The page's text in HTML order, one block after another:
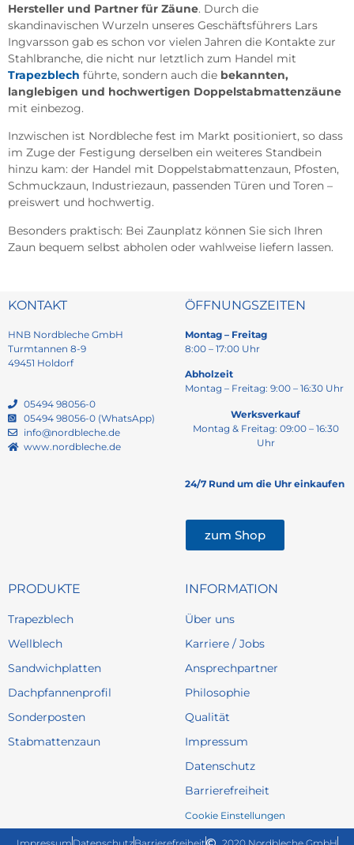
Hersteller und Partner für Zäune. Durch die
skandinavischen Wurzeln unseres Geschäftsführers Lars
Ingvarsson gab es schon vor vielen Jahren die Kontakte zur
Stahlbranche, die nicht nur letztlich zum Handel mit
Trapezblech führte, sondern auch die bekannten,
langlebigen und hochwertigen Doppelstabmattenzäune
mit einbezog.
Inzwischen ist Nordbleche fest im Markt positioniert, so dass
im Zuge der Festigung derselben ein weiteres Standbein
hinzu kam: der Handel mit Doppelstabmattenzaun, Pfosten,
Schmuckzaun, Industriezaun, passenden Türen und Toren –
preiswert und hochwertig.
Besonders praktisch: Bei Zaunplatz können Sie sich Ihren
Zaun bequem selbst abholen oder wahlweise liefern lassen.
KONTAKT
HNB Nordbleche GmbH
Turmtannen 8-9
49451 Holdorf
05494 98056-0
05494 98056-0 (WhatsApp)
info@nordbleche.de
www.nordbleche.de
ÖFFNUNGSZEITEN
Montag – Freitag
8:00 – 17:00 Uhr
Abholzeit
Montag – Freitag: 9:00 – 16:30 Uhr
Werksverkauf
Montag & Freitag: 09:00 – 16:30
Uhr
24/7 Rund um die Uhr einkaufen
zum Shop
PRODUKTE
Trapezblech
Wellblech
Sandwichplatten
Dachpfannenprofil
Sonderposten
Stabmattenzaun
INFORMATION
Über uns
Karriere / Jobs
Ansprechpartner
Philosophie
Qualität
Impressum
Datenschutz
Barrierefreiheit
Cookie Einstellungen